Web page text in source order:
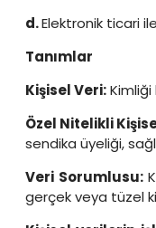
d.Elektronik ticari
Tanımlar
Kişisel Veri:
Özel Nitelikli
sendika üyeliği,
Veri Sorumlusu:
gerçek veya tüzel